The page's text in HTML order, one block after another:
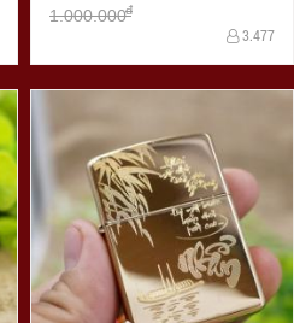
1.000.000đ
3.477